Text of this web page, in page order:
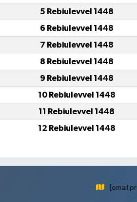
5 Rebiulevvel 1448
6 Rebiulevvel 1448
7 Rebiulevvel 1448
8 Rebiulevvel 1448
9 Rebiulevvel 1448
10 Rebiulevvel 1448
11 Rebiulevvel 1448
12 Rebiulevvel 1448
[email